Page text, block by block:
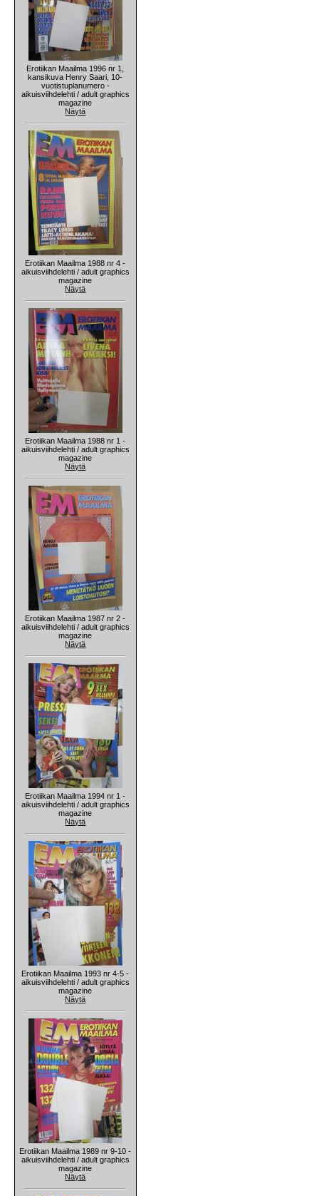
Erotiikan Maailma 1996 nr 1,
kansikuva Henry Saari, 10-
vuotistuplanumero -
aikuisviihdelehti / adult graphics
magazine
Näytä
Erotiikan Maailma 1988 nr 4 -
aikuisviihdelehti / adult graphics
magazine
Näytä
Erotiikan Maailma 1988 nr 1 -
aikuisviihdelehti / adult graphics
magazine
Näytä
Erotiikan Maailma 1987 nr 2 -
aikuisviihdelehti / adult graphics
magazine
Näytä
Erotiikan Maailma 1994 nr 1 -
aikuisviihdelehti / adult graphics
magazine
Näytä
Erotiikan Maailma 1993 nr 4-5 -
aikuisviihdelehti / adult graphics
magazine
Näytä
Erotiikan Maailma 1989 nr 9-10 -
aikuisviihdelehti / adult graphics
magazine
Näytä